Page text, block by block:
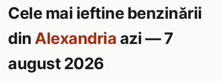
Cele mai ieftine benzinării
din Alexandria azi — 7
august 2026